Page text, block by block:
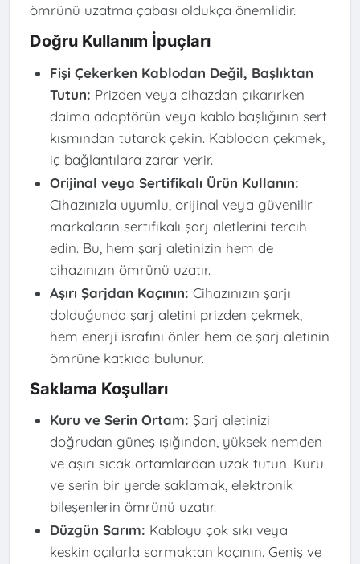
ömrünü uzatma çabası oldukça önemlidir.
Doğru Kullanım İpuçları
Fişi Çekerken Kablodan Değil, Başlıktan
Tutun: Prizden veya cihazdan çıkarırken
daima adaptörün veya kablo başlığının sert
kısmından tutarak çekin. Kablodan çekmek,
iç bağlantılara zarar verir.
Orijinal veya Sertifikalı Ürün Kullanın:
Cihazınızla uyumlu, orijinal veya güvenilir
markaların sertifikalı şarj aletlerini tercih
edin. Bu, hem şarj aletinizin hem de
cihazınızın ömrünü uzatır.
Aşırı Şarjdan Kaçının: Cihazınızın şarjı
dolduğunda şarj aletini prizden çekmek,
hem enerji israfını önler hem de şarj aletinin
ömrüne katkıda bulunur.
Saklama Koşulları
Kuru ve Serin Ortam: Şarj aletinizi
doğrudan güneş ışığından, yüksek nemden
ve aşırı sıcak ortamlardan uzak tutun. Kuru
ve serin bir yerde saklamak, elektronik
bileşenlerin ömrünü uzatır.
Düzgün Sarım: Kabloyu çok sıkı veya
keskin açılarla sarmaktan kaçının. Geniş ve